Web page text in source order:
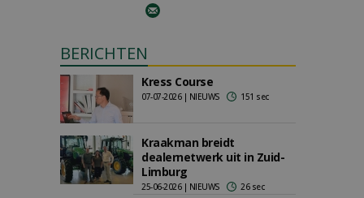
BERICHTEN
Kress Course
07-07-2026 | NIEUWS 151 sec
Kraakman breidt
dealernetwerk uit in Zuid-
Limburg
25-06-2026 | NIEUWS 26 sec